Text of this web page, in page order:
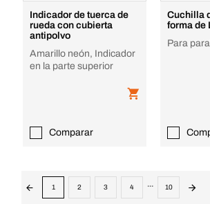
Indicador de tuerca de
rueda con cubierta
antipolvo
Amarillo neón, Indicador
en la parte superior
Comparar
Cuchilla
forma de
Para
1 2 3 4 ... 10